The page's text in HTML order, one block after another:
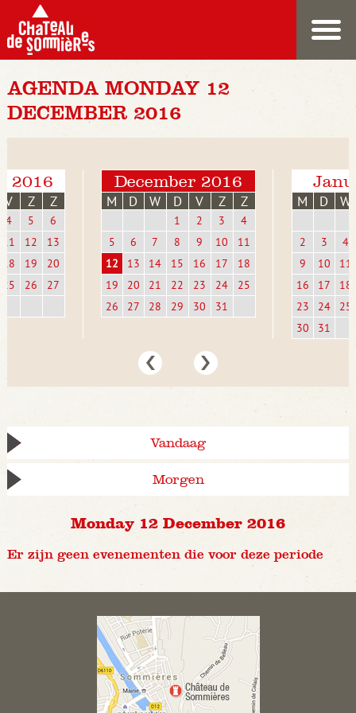
AGENDA MONDAY 12
DECEMBER 2016
2016
V Z Z
4 5
6
11
12
13
18
19
20
25
26 27
December 2016
M D W D V Z Z
1 2 3
4
5
6 7 8 9 10
11
12
13 14 15 16 17
18
19
20 21 22 23 24
25
26
27 28 29 30 31
M D W
2 3
4
9
10
11
16
17
18
23
24
25
30
31
Vandaag
Morgen
Monday 12 December 2016
Er zijn geen evenementen die voor deze periode